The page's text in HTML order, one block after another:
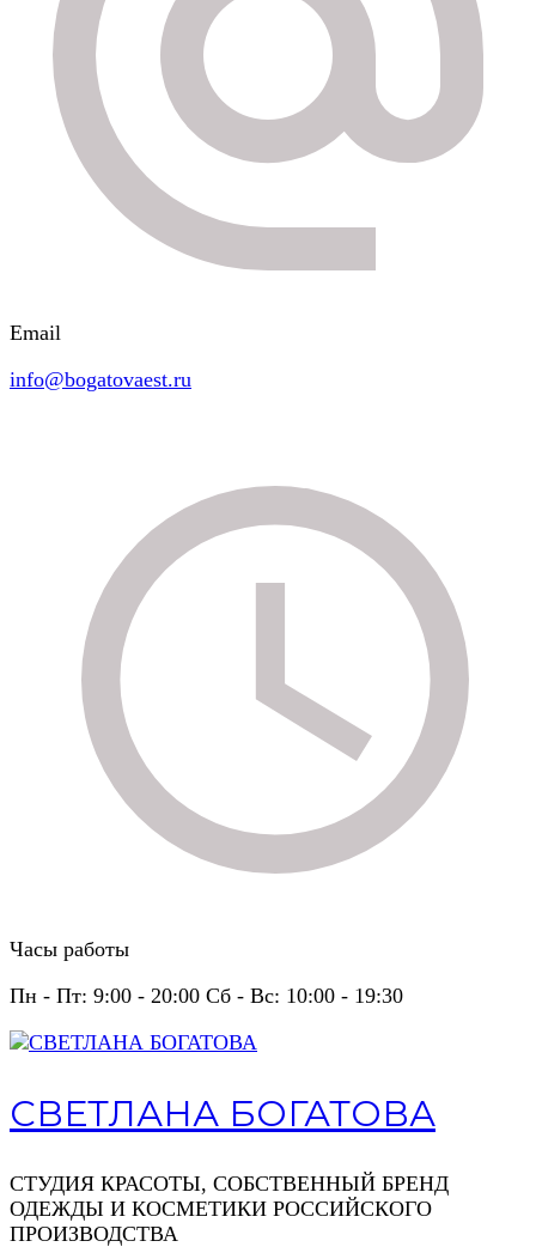
Email
info@bogatovaest.ru
Часы работы
Пн - Пт: 9:00 - 20:00 Сб - Вс: 10:00 - 19:30
СВЕТЛАНА БОГАТОВА
СТУДИЯ КРАСОТЫ, СОБСТВЕННЫЙ БРЕНД
ОДЕЖДЫ И КОСМЕТИКИ РОССИЙСКОГО
ПРОИЗВОДСТВА